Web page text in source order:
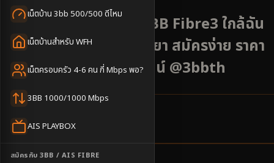
เน็ตบ้าน 3bb 500/500 ดีไหม
เน็ตบ้านสำหรับ WFH
เน็ตครอบครัว 4-6 คน กี่ Mbps พอ?
3BB 1000/1000 Mbps
AIS PLAYBOX
สมัครกับ 3BB / AIS FIBRE
บริการติดตั้งเน็ต AIS 3BB Fibre3 ใกล้ฉัน
พื้นที่แม่ใจ ใกล้เมืองพะเยา สมัครง่าย ราคา
เริ่มต้น 500 บาท แอดไลน์ @3bbth
6ตำบล
ครอบคลุมพื้นที่